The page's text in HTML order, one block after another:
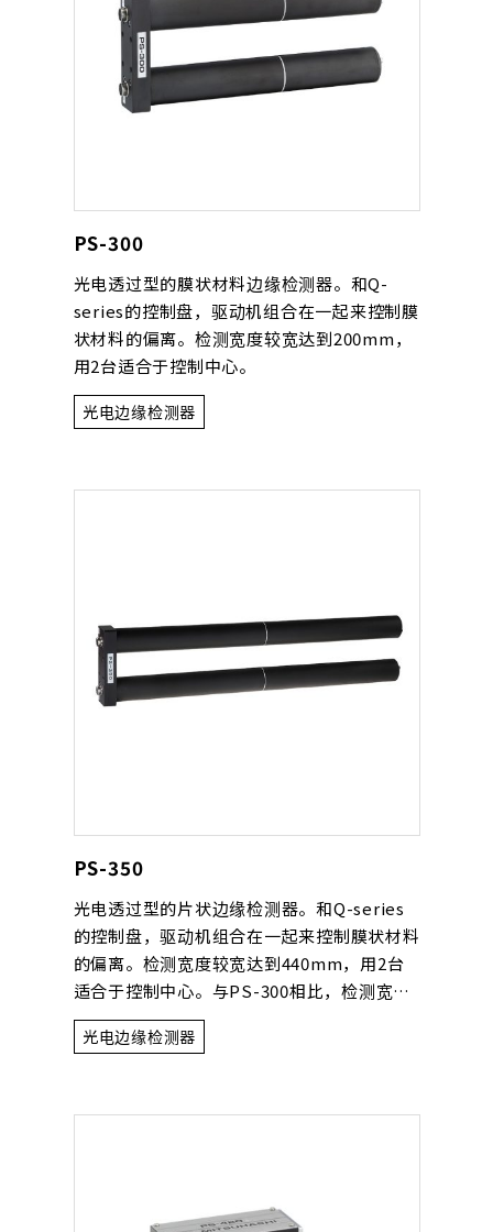
PS-300
光电透过型的膜状材料边缘检测器。和Q-
series的控制盘，驱动机组合在一起来控制膜
状材料的偏离。检测宽度较宽达到200mm，
用2台适合于控制中心。
光电边缘检测器
PS-350
光电透过型的片状边缘检测器。和Q-series
的控制盘，驱动机组合在一起来控制膜状材料
的偏离。检测宽度较宽达到440mm，用2台
适合于控制中心。与PS-300相比，检测宽度
大约达到2倍，所以不用移动检测器也能对应
多种多样的膜状材料宽度。
光电边缘检测器